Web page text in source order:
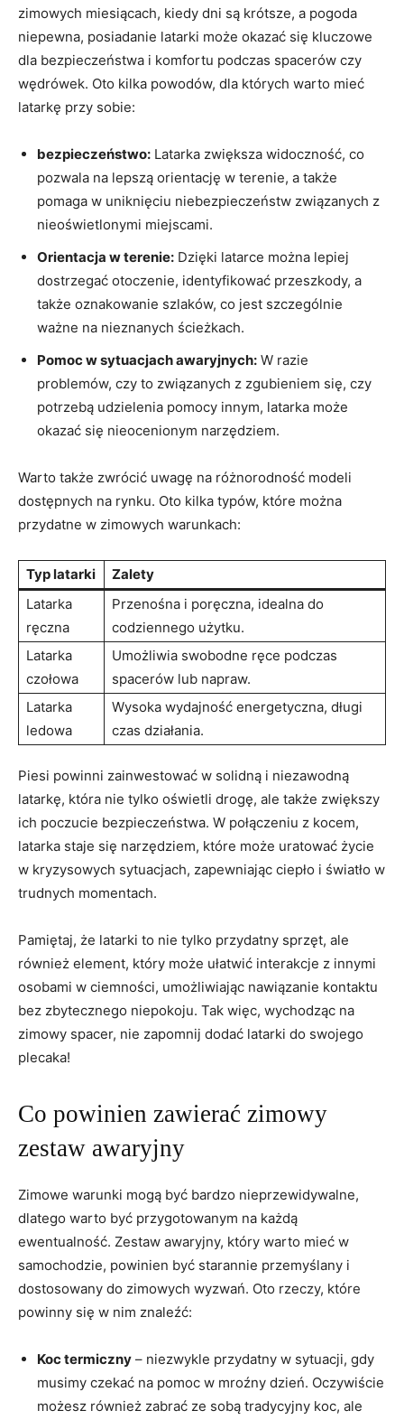
​zimowych miesiącach, ⁣kiedy dni ​są krótsze, a pogoda
niepewna, posiadanie ‌latarki może okazać się kluczowe⁢
dla bezpieczeństwa i komfortu podczas spacerów⁣ czy‌
wędrówek. Oto kilka powodów, dla których warto mieć ​
latarkę‌ przy sobie:
bezpieczeństwo: Latarka ⁣zwiększa widoczność, co
pozwala na lepszą ⁤orientację w ‍terenie, a także
pomaga w uniknięciu niebezpieczeństw związanych z⁢
nieoświetlonymi miejscami.
Orientacja w⁣ terenie: Dzięki latarce można lepiej‌
dostrzegać otoczenie, identyfikować przeszkody, a
także oznakowanie ​szlaków, co jest szczególnie
ważne na ⁢nieznanych ścieżkach.
Pomoc w sytuacjach​ awaryjnych: W ⁣razie
⁢problemów, czy to⁢ związanych z zgubieniem się,⁢ czy​
potrzebą udzielenia pomocy innym,⁣ latarka może
okazać ‌się nieocenionym ⁢narzędziem.
Warto także zwrócić uwagę‌ na ​różnorodność modeli
dostępnych⁢ na⁣ rynku. Oto ⁣kilka typów,⁤ które można
przydatne ⁣w zimowych warunkach:
Typ⁤ latarki
Zalety
Latarka
ręczna
Przenośna‍ i poręczna, idealna ‍do
codziennego użytku.
Latarka‍
czołowa
Umożliwia swobodne ręce ⁤podczas‍
spacerów lub ⁢napraw.
Latarka
ledowa
Wysoka wydajność‍ energetyczna, długi
czas działania.
Piesi ‍powinni zainwestować w solidną i⁤ niezawodną
latarkę, która ​nie tylko ​oświetli drogę, ale także zwiększy
ich poczucie bezpieczeństwa. W połączeniu ⁤z kocem,
latarka ‌staje się narzędziem, ​które może⁣ uratować życie
w kryzysowych sytuacjach, ​zapewniając ciepło ⁣i światło w
trudnych‍ momentach.
Pamiętaj, że latarki to nie tylko przydatny sprzęt, ale
również ⁤element, ​który może ułatwić ​interakcje z innymi
osobami w ⁢ciemności, umożliwiając ⁣nawiązanie ⁤kontaktu‌
bez zbytecznego niepokoju. Tak więc, ​wychodząc ⁤na⁢
zimowy ⁤spacer, nie ​zapomnij dodać latarki do swojego
‌plecaka!
Co powinien zawierać zimowy
zestaw awaryjny
Zimowe warunki mogą być ‍bardzo nieprzewidywalne,
dlatego warto być przygotowanym na każdą
ewentualność. Zestaw ​awaryjny, ⁣który warto mieć⁢ w
samochodzie, powinien być starannie ⁢przemyślany ⁤i
dostosowany do ‌zimowych wyzwań. Oto rzeczy,‌ które
powinny ⁤się w nim znaleźć:
Koc termiczny – niezwykle przydatny w sytuacji, gdy
musimy czekać‌ na pomoc ⁣w mroźny​ dzień. Oczywiście
możesz również zabrać​ ze sobą ‌tradycyjny koc,⁤ ale